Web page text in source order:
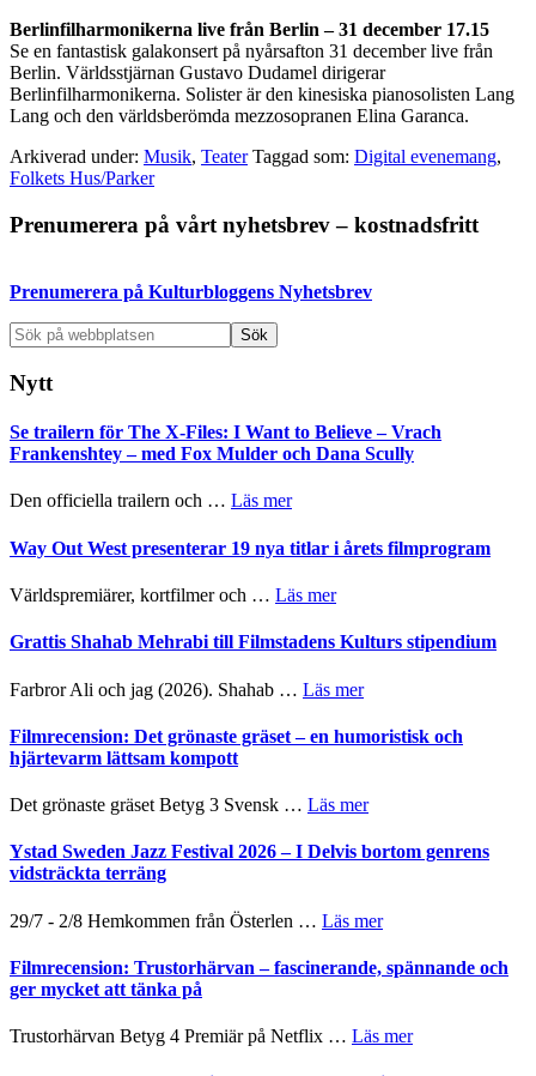
Berlinfilharmonikerna live från Berlin – 31 december 17.15
Se en fantastisk galakonsert på nyårsafton 31 december live från
Berlin. Världsstjärnan Gustavo Dudamel dirigerar
Berlinfilharmonikerna. Solister är den kinesiska pianosolisten Lang
Lang och den världsberömda mezzosopranen Elina Garanca.
Arkiverad under: Musik, Teater Taggad som: Digital evenemang,
Folkets Hus/Parker
Primärt
Prenumerera på vårt nyhetsbrev – kostnadsfritt
Prenumerera på Kulturbloggens Nyhetsbrev
Sök
på
webbplatsen
Nytt
Se trailern för The X-Files: I Want to Believe – Vrach
Frankenshtey – med Fox Mulder och Dana Scully
Den officiella trailern och … Läs merom
trailern
The
X-
I
to
–
Fox
Mulder
Dana
Scully
Way Out West presenterar 19 nya titlar i årets filmprogram
Världspremiärer, kortfilmer och … Läs merom
Out
19
titlar
filmprogram
Grattis Shahab Mehrabi till Filmstadens Kulturs stipendium
Farbror Ali och jag (2026). Shahab … Läs merom
Shahab
Kulturs
Filmrecension: Det grönaste gräset – en humoristisk och
hjärtevarm lättsam kompott
Det grönaste gräset Betyg 3 Svensk … Läs merom
Det
grönaste
en
och
kompott
Ystad Sweden Jazz Festival 2026 – I Delvis bortom genrens
vidsträckta terräng
29/7 - 2/8 Hemkommen från Österlen … Läs merom
Sweden
Jazz
–
I
Filmrecension: Trustorhärvan – fascinerande, spännande och
ger mycket att tänka på
Trustorhärvan Betyg 4 Premiär på Netflix … Läs merom